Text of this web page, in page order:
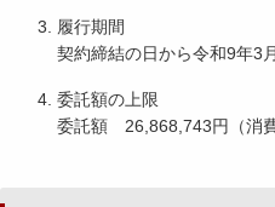
履行期間
契約締結の日から令和9年3
委託額の上限
委託額 26,868,743円（消